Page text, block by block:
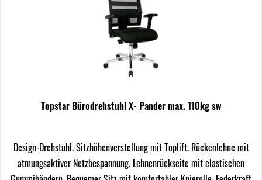
Topstar Bürodrehstuhl X- Pander max. 110kg sw
Design-Drehstuhl. Sitzhöhenverstellung mit Toplift. Rückenlehne mit
atmungsaktiver Netzbespannung. Lehnenrückseite mit elastischen